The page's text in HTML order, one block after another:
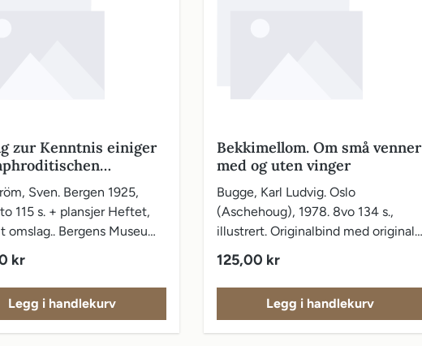
zur Kenntnis einiger
Crustaceen. Mit 5
und 13 Figuren im
Sven. Bergen 1925,
115 s. + plansjer Heftet,
omslag.. Bergens Museums
skadet ved kapitélene.
kr
Legg i handlekurv
Bekkimellom. Om små venner
med og uten vinger
Bugge, Karl Ludvig. Oslo
(Aschehoug), 1978. 8vo 134 s.,
illustrert. Originalbind med originalt
Vanlig pris:
125,00 kr
Legg i handlekurv